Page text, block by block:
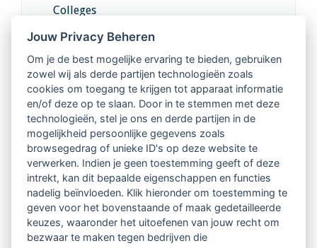
Colleges
Intervisie met geregistreerde vakgenoten
Netwerk van 2100 professionals in 14
regio's
Vindbaar voor opdrachtgevers
Tijdschrift voor
Begeleidingskunde & kennisbank
Beroepsregistratie (LVSC keurmerk)
Jouw Privacy Beheren
Om je de best mogelijke ervaring te bieden, gebruiken
zowel wij als derde partijen technologieën zoals
cookies om toegang te krijgen tot apparaat informatie
en/of deze op te slaan. Door in te stemmen met deze
technologieën, stel je ons en derde partijen in de
mogelijkheid persoonlijke gegevens zoals
browsegedrag of unieke ID's op deze website te
verwerken. Indien je geen toestemming geeft of deze
intrekt, kan dit bepaalde eigenschappen en functies
nadelig beïnvloeden. Klik hieronder om toestemming te
geven voor het bovenstaande of maak gedetailleerde
keuzes, waaronder het uitoefenen van jouw recht om
bezwaar te maken tegen bedrijven die